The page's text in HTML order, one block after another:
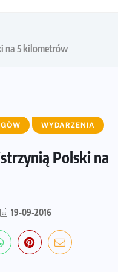
na 5 kilometrów
WYDARZENIA
Polski na
19-09-2016